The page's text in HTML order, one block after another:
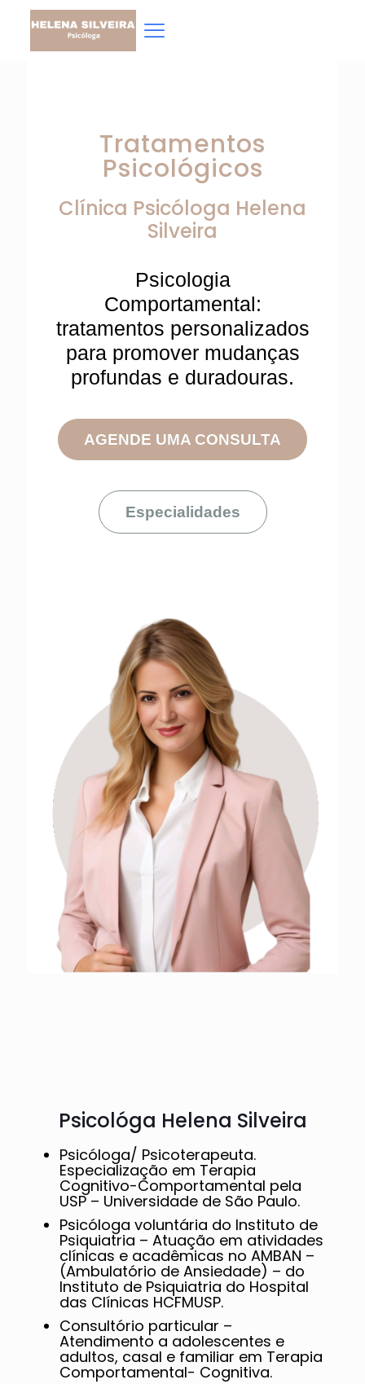
Tratamentos
Psicológicos
Clínica Psicóloga Helena
Silveira
Psicologia
Comportamental:
tratamentos personalizados
para promover mudanças
profundas e duradouras.
AGENDE UMA CONSULTA
Especialidades
Psicológa Helena Silveira
Psicóloga/ Psicoterapeuta.
Especialização em Terapia
Cognitivo-Comportamental pela
USP – Universidade de São Paulo.
Psicóloga voluntária do Instituto de
Psiquiatria – Atuação em atividades
clínicas e acadêmicas no AMBAN –
(Ambulatório de Ansiedade) – do
Instituto de Psiquiatria do Hospital
das Clínicas HCFMUSP.
Consultório particular –
Atendimento a adolescentes e
adultos, casal e familiar em Terapia
Comportamental- Cognitiva.